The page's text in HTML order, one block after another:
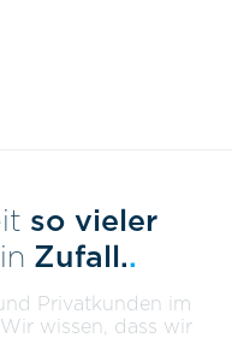
so vieler
Zufall..
Privatkunden im
Wir wissen, dass wir